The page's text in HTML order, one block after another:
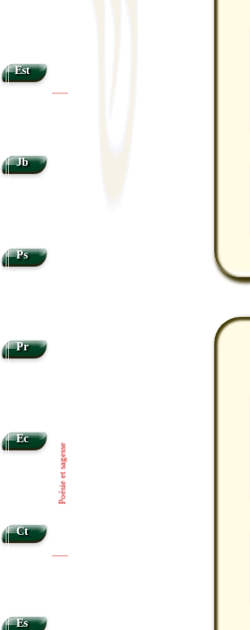
Est
Jb
Ps
Pr
Ec
Ct
Es
Poésie et sagesse